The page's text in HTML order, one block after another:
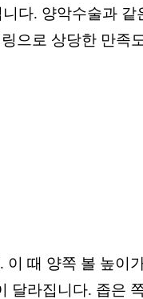
다. 양악수술과 같
으로 상당한 만족
때 양쪽 볼 높이
달라집니다. 좁은